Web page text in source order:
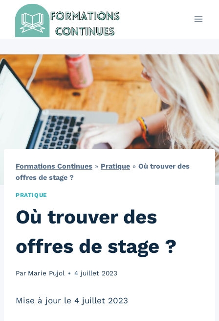
contenu
Formations Continues » Pratique » Où trouver des
offres de stage ?
PRATIQUE
Où trouver des
offres de stage ?
Par Marie Pujol 4 juillet 2023
Mise à jour le 4 juillet 2023